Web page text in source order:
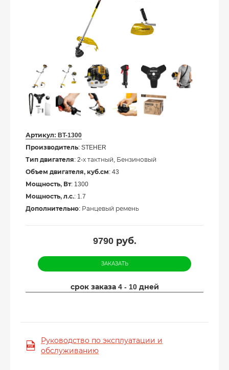
Артикул: BT-1300
Производитель: STEHER
Тип двигателя: 2-х тактный, Бензиновый
Объем двигателя, куб.см: 43
Мощность, Вт: 1300
Мощность, л.с.: 1.7
Дополнительно: Ранцевый ремень
9790руб.
ЗАКАЗАТЬ
срок заказа 4 - 10 дней
Руководство по эксплуатации и
обслуживанию